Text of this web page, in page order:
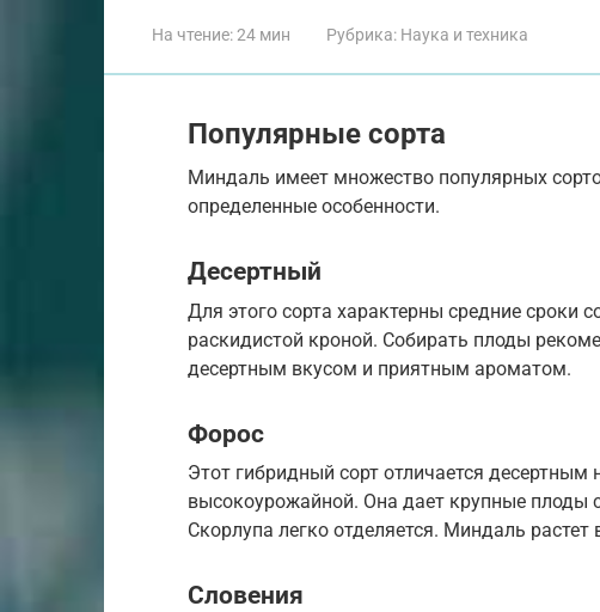
На чтение:24 мин Рубрика: Наука и техника
Популярные сорта
Миндаль имеет множество популярных
определенные особенности.
Десертный
Для этого сорта характерны средние сроки
раскидистой кроной. Собирать плоды
десертным вкусом и приятным ароматом.
Форос
Этот гибридный сорт отличается десертным
высокоурожайной. Она дает крупные плоды
Скорлупа легко отделяется. Миндаль
Словения